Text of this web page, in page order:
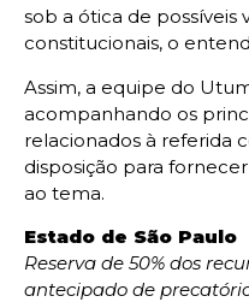
sob a ótica de possíveis
constitucionais, o
Assim, a equipe do
acompanhando os
relacionados à referida
disposição para
ao tema.
Estado de São Paulo
Reserva de 50% dos
antecipado de